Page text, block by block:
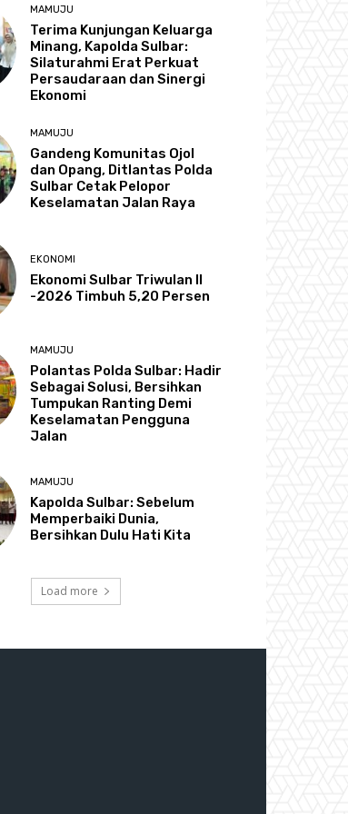
MAMUJU
Terima Kunjungan Keluarga
Minang, Kapolda Sulbar:
Silaturahmi Erat Perkuat
Persaudaraan dan Sinergi
Ekonomi
MAMUJU
Gandeng Komunitas Ojol
dan Opang, Ditlantas Polda
Sulbar Cetak Pelopor
Keselamatan Jalan Raya
EKONOMI
Ekonomi Sulbar Triwulan II
-2026 Timbuh 5,20 Persen
MAMUJU
Polantas Polda Sulbar: Hadir
Sebagai Solusi, Bersihkan
Tumpukan Ranting Demi
Keselamatan Pengguna
Jalan
MAMUJU
Kapolda Sulbar: Sebelum
Memperbaiki Dunia,
Bersihkan Dulu Hati Kita
Load more